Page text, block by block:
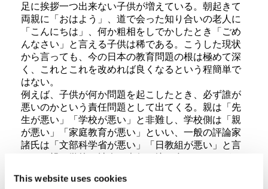
This website uses cookies
足に挨拶一つ出来ない子供が増えている。朝起きて
両親に「おはよう」、道で会った知り合いの老人に
「こんにちは」、何か粗相をしでかしたとき「ごめ
んなさい」と言える子供は稀である。こうした現状
から言っても、今の日本の教育問題の根は極めて深
く、これとこれを改めれば良くなるという程簡単で
はない。
例えば、子供が何か問題を起こしたとき、必ず誰が
悪いのかという責任問題として出てくる。親は「先
生が悪い」「学校が悪い」と非難し、学校側は「親
が悪い」「家庭教育が悪い」といい、一般の評論家
諸氏は「文部科学省が悪い」「日教組が悪い」と言
って、親も学校も社会も責任の擦り合いをするが、
自らできる事は何かを考えたらどうですかといいた